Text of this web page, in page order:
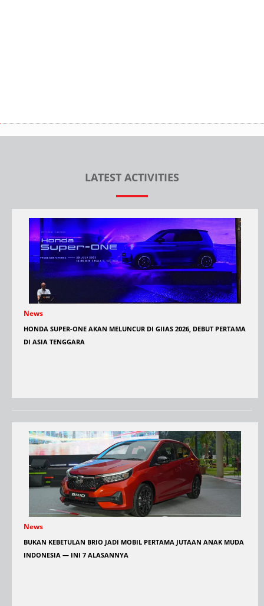
LATEST ACTIVITIES
News
HONDA SUPER-ONE AKAN MELUNCUR DI GIIAS 2026, DEBUT PERTAMA
DI ASIA TENGGARA
News
BUKAN KEBETULAN BRIO JADI MOBIL PERTAMA JUTAAN ANAK MUDA
INDONESIA — INI 7 ALASANNYA